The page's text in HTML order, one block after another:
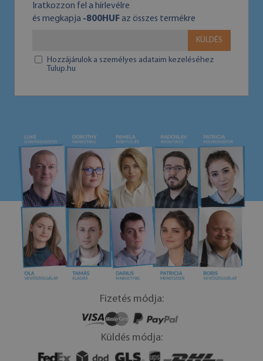
Iratkozzon fel a hírlevélre
és megkapja -800HUFaz összes termékre
KÜLDÉS
Hozzájárulok a személyes adataim kezeléséhez
Tulup.hu
Fizetés módja:
Küldés módja: